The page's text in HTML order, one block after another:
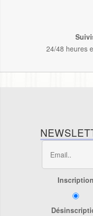
24/48 heures
Inscription